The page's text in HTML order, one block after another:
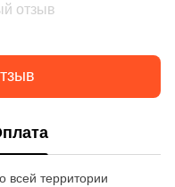
отзыв
всей территории